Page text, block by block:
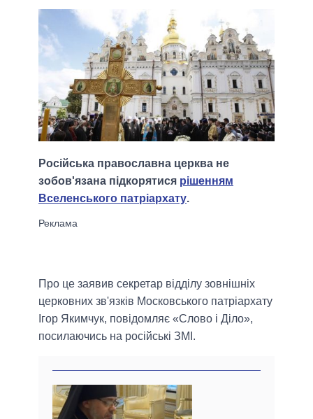
Російська православна церква не
зобов'язана підкорятися рішенням
Вселенського патріархату.
Про це заявив секретар відділу зовнішніх
церковних зв'язків Московського патріархату
Ігор Якимчук, повідомляє «Слово і Діло»,
посилаючись на російські ЗМІ.